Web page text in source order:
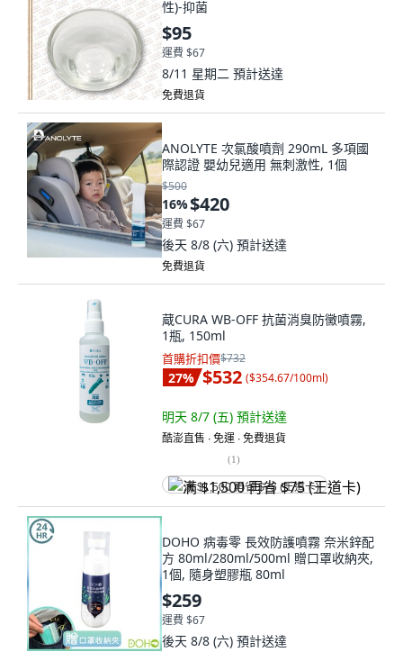
性)-抑菌
$95
運費 $67
8/11 星期二 預計送達
免費退貨
ANOLYTE 次氯酸噴劑 290mL 多項國
際認證 嬰幼兒適用 無刺激性, 1個
$500
16%$420
運費 $67
後天 8/8 (六) 預計送達
免費退貨
蔵CURA WB-OFF 抗菌消臭防黴噴霧,
1瓶, 150ml
首購折扣價$732
27% $532 ($354.67/100ml)
明天 8/7 (五) 預計送達
酷澎直售 ∙ 免運 ∙ 免費退貨
(1)
满 $1,500 再省 $75 (王道卡)
DOHO 病毒零 長效防護噴霧 奈米鋅配
方 80ml/280ml/500ml 贈口罩收納夾,
1個, 隨身塑膠瓶 80ml
$259
運費 $67
後天 8/8 (六) 預計送達